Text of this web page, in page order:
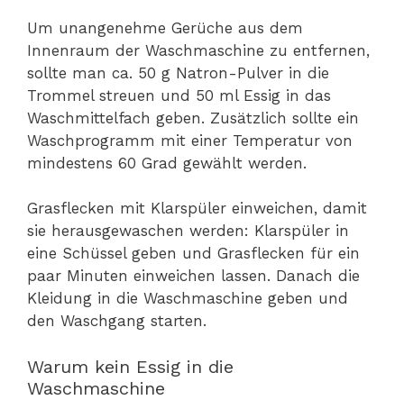
Um unangenehme Gerüche aus dem
Innenraum der Waschmaschine zu entfernen,
sollte man ca. 50 g Natron-Pulver in die
Trommel streuen und 50 ml Essig in das
Waschmittelfach geben. Zusätzlich sollte ein
Waschprogramm mit einer Temperatur von
mindestens 60 Grad gewählt werden.
Grasflecken mit Klarspüler einweichen, damit
sie herausgewaschen werden: Klarspüler in
eine Schüssel geben und Grasflecken für ein
paar Minuten einweichen lassen. Danach die
Kleidung in die Waschmaschine geben und
den Waschgang starten.
Warum kein Essig in die
Waschmaschine